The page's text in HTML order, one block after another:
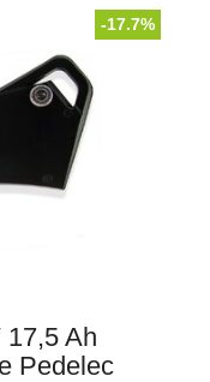
-17.7%
Ah
Pedelec